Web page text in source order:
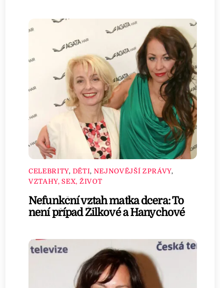
CELEBRITY, DĚTI, NEJNOVĚJŠÍ ZPRÁVY,
VZTAHY, SEX, ŽIVOT
Nefunkční vztah matka dcera: To
není případ Žilkové a Hanychové